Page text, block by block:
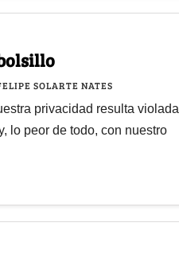
SOLARTE NATES
privacidad resulta violada
lo peor de todo, con nuestro